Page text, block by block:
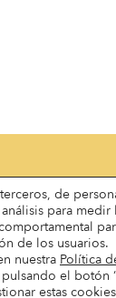
de
para
de los usuarios.
nuestra Política
el
estas